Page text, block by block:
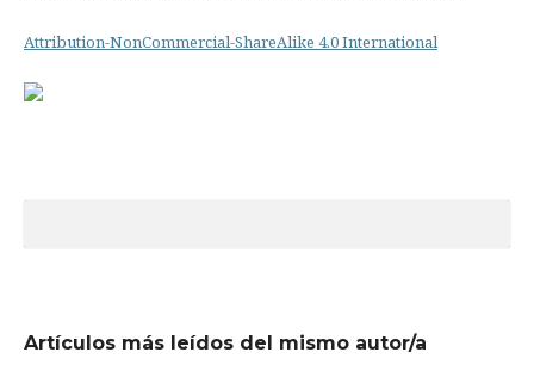
Attribution-NonCommercial-ShareAlike 4.0 International
Artículos más leídos del mismo autor/a